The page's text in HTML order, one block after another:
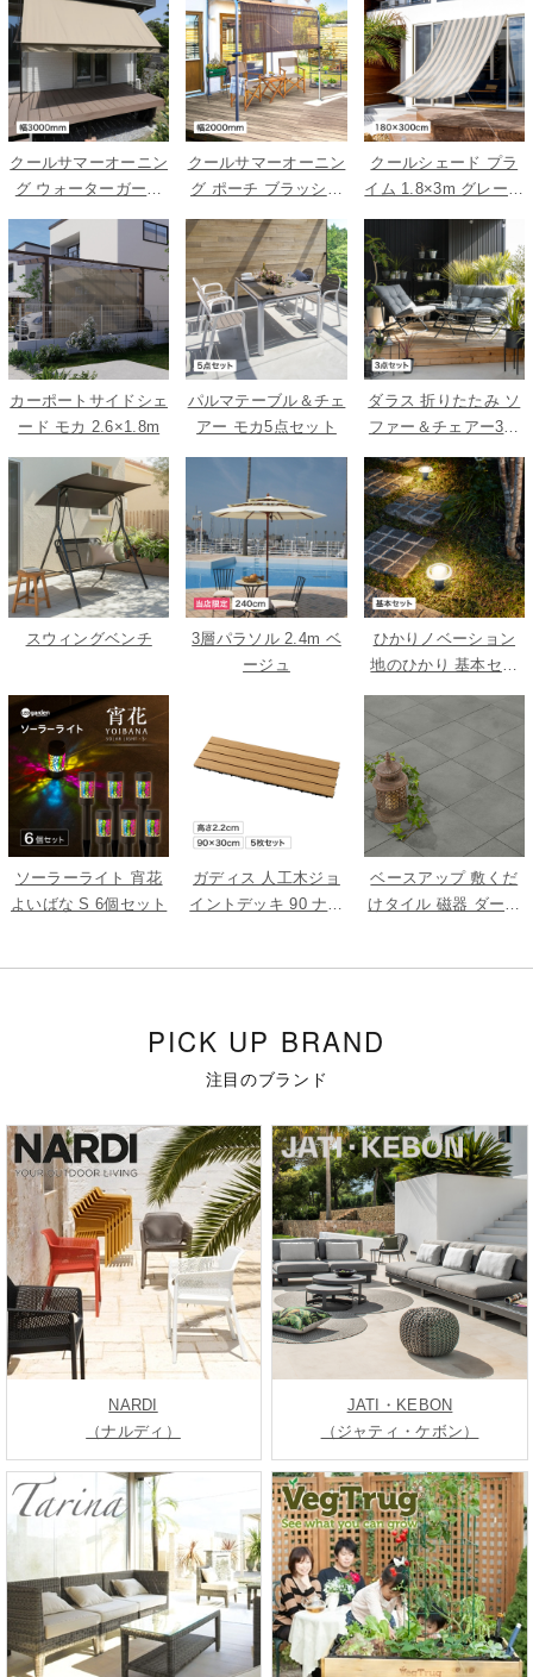
クールサマーオーニン
グ ウォーターガード
クールサマーオーニン
グ ポーチ ブラッシュ
クールシェード プラ
イム 1.8×3m グレース
カーポートサイドシェ
ード モカ 2.6×1.8m
パルマテーブル＆チェ
アー モカ5点セット
ダラス 折りたたみ ソ
ファー＆チェアー3点
セット
スウィングベンチ
3層パラソル 2.4m ベ
ージュ
ひかりノベーション
地のひかり 基本セッ
ト
ソーラーライト 宵花
よいばな S 6個セット
ガディス 人工木ジョ
イントデッキ 90 ナチ
ベースアップ 敷くだ
けタイル 磁器 ダーク
PICK UP BRAND
注目のブランド
NARDI
（ナルディ）
JATI・KEBON
（ジャティ・ケボン）